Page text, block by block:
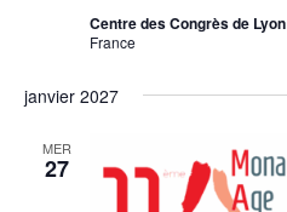
Centre des Congrès de Lyon
France
janvier 2027
MER
27